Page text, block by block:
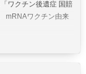
ワクチン後遺症 国賠
mRNAワクチン由来